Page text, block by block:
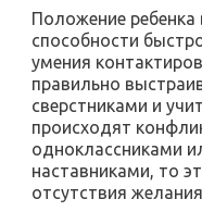
Положение ребенка
способности
умения
правильно
сверстниками и
происходят
одноклассниками
наставниками, то
отсутствия